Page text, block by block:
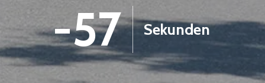
-58 Sekunden